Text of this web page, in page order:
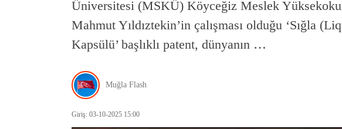
Üniversitesi (MSKÜ) Köyceğiz Meslek
Mahmut Yıldıztekin’in çalışması olduğu ‘Sığla
Kapsülü’ başlıklı patent, dünyanın …
Muğla Flash
Giriş: 03-10-2025 15:00